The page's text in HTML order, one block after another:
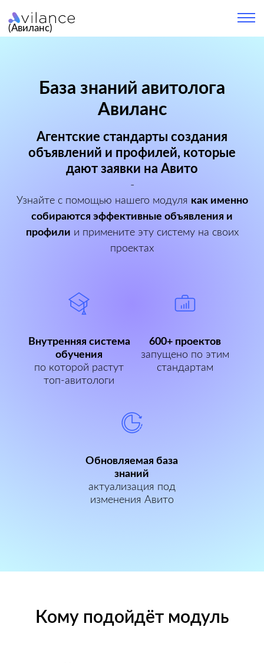
(Авиланс)
База знаний авитолога
Авиланс
Агентские стандарты создания
объявлений и профилей, которые
дают заявки на Авито
-
Узнайте с помощью нашего модуля как именно
собираются эффективные объявления и
профили и примените эту систему на своих
проектах
Внутренняя система
обучения
по которой растут
топ-авитологи
600+ проектов
запущено по этим
стандартам
Обновляемая база
знаний
актуализация под
изменения Авито
Кому подойдёт модуль